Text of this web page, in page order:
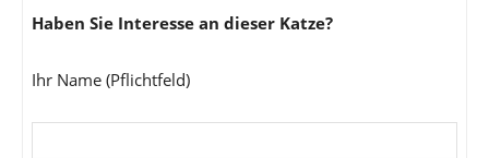
Haben Sie Interesse an dieser Katze?
Ihr Name (Pflichtfeld)